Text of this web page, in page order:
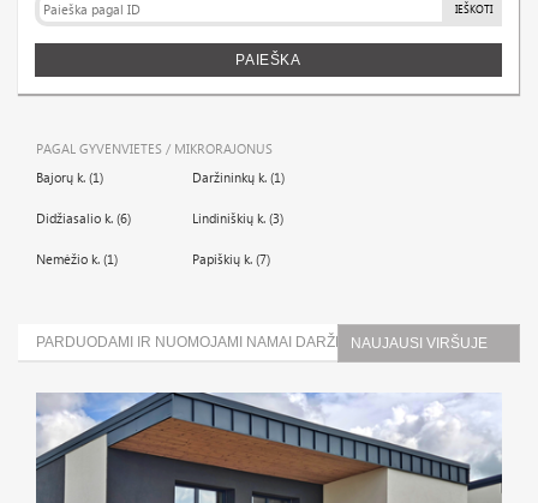
IEŠKOTI
PAIEŠKA
PAGAL GYVENVIETES / MIKRORAJONUS
Bajorų k. (1)
Daržininkų k. (1)
Didžiasalio k. (6) Lindiniškių k. (3)
Nemėžio k. (1) Papiškių k. (7)
PARDUODAMI IR NUOMOJAMI NAMAI DARŽININKŲ K. (1)NAUJAUSI VIRŠUJE